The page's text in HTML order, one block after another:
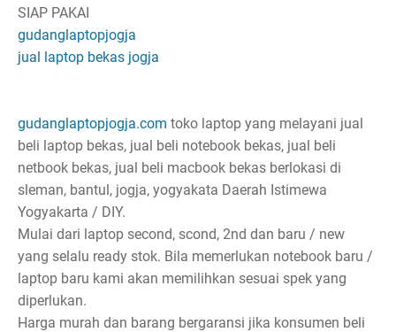
SIAP PAKAI
gudanglaptopjogja
jual laptop bekas jogja
gudanglaptopjogja.com toko laptop yang melayani jual
beli laptop bekas, jual beli notebook bekas, jual beli
netbook bekas, jual beli macbook bekas berlokasi di
sleman, bantul, jogja, yogyakata Daerah Istimewa
Yogyakarta / DIY.
Mulai dari laptop second, scond, 2nd dan baru / new
yang selalu ready stok. Bila memerlukan notebook baru /
laptop baru kami akan memilihkan sesuai spek yang
diperlukan.
Harga murah dan barang bergaransi jika konsumen beli